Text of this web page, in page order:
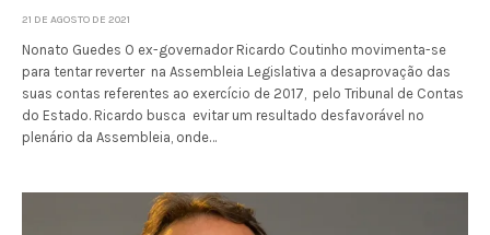
21 DE AGOSTO DE 2021
Nonato Guedes O ex-governador Ricardo Coutinho movimenta-se
para tentar reverter na Assembleia Legislativa a desaprovação das
suas contas referentes ao exercício de 2017, pelo Tribunal de Contas
do Estado. Ricardo busca evitar um resultado desfavorável no
plenário da Assembleia, onde…